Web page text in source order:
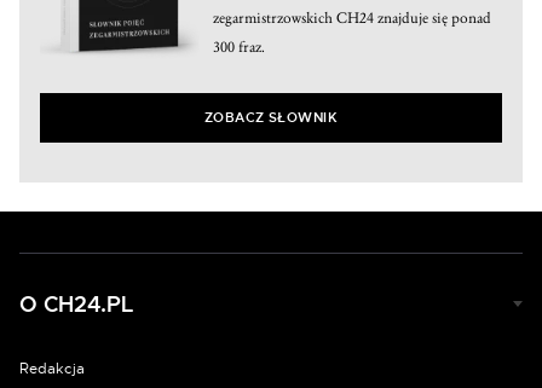
zegarmistrzowskich CH24 znajduje się ponad
300 fraz.
ZOBACZ SŁOWNIK
O CH24.PL
Redakcja